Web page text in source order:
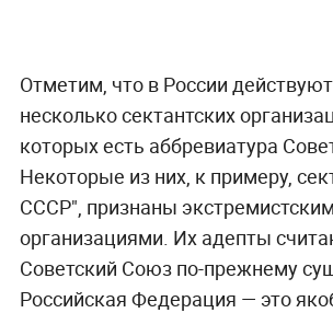
Отметим, что в России
несколько сектантских
которых есть аббревиатура
Некоторые из них, к примеру,
СССР", признаны
организациями. Их адепты
Советский Союз по-прежнему
Российская Федерация — это